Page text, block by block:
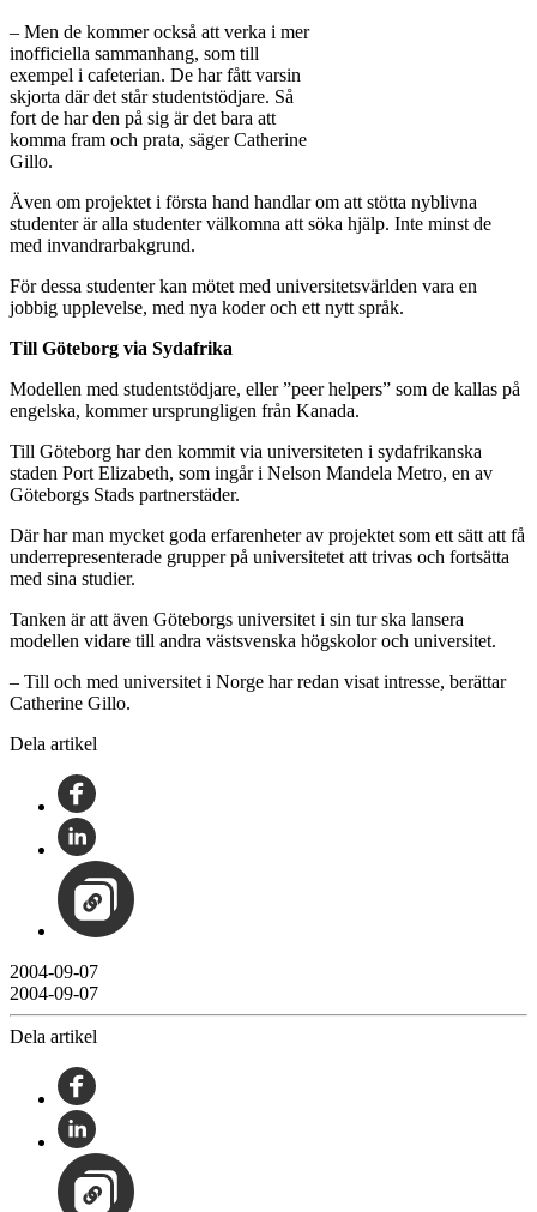
– Men de kommer också att verka i mer
inofficiella sammanhang, som till
exempel i cafeterian. De har fått varsin
skjorta där det står studentstödjare. Så
fort de har den på sig är det bara att
komma fram och prata, säger Catherine
Gillo.
Även om projektet i första hand handlar om att stötta nyblivna
studenter är alla studenter välkomna att söka hjälp. Inte minst de
med invandrarbakgrund.
För dessa studenter kan mötet med universitetsvärlden vara en
jobbig upplevelse, med nya koder och ett nytt språk.
Till Göteborg via Sydafrika
Modellen med studentstödjare, eller ”peer helpers” som de kallas på
engelska, kommer ursprungligen från Kanada.
Till Göteborg har den kommit via universiteten i sydafrikanska
staden Port Elizabeth, som ingår i Nelson Mandela Metro, en av
Göteborgs Stads partnerstäder.
Där har man mycket goda erfarenheter av projektet som ett sätt att få
underrepresenterade grupper på universitetet att trivas och fortsätta
med sina studier.
Tanken är att även Göteborgs universitet i sin tur ska lansera
modellen vidare till andra västsvenska högskolor och universitet.
– Till och med universitet i Norge har redan visat intresse, berättar
Catherine Gillo.
Dela artikel
2004-09-07
2004-09-07
Dela artikel